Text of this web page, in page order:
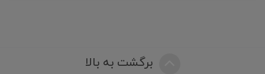
برگشت به بالا